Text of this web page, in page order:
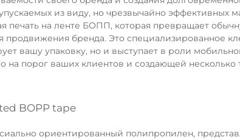
из виду, но чрезвычайно эффективных
печать на ленте БОПП, которая превращает
продвижения бренда. Это специализированное
вашу упаковку, но и выступает в роли
на порог ваших клиентов и создающей несколько
ориентированный полипропилен,